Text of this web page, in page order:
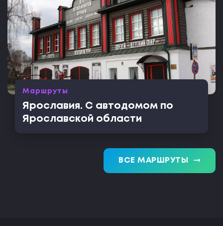
Маршруты
Ярославия. С автодомом по
Ярославской области
ВСЕ МАРШРУТЫ trending_flat